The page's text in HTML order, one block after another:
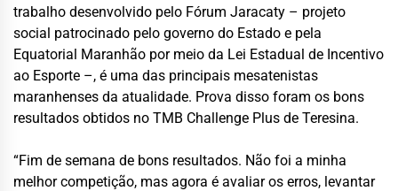
trabalho desenvolvido pelo Fórum Jaracaty – projeto
social patrocinado pelo governo do Estado e pela
Equatorial Maranhão por meio da Lei Estadual de Incentivo
ao Esporte –, é uma das principais mesatenistas
maranhenses da atualidade. Prova disso foram os bons
resultados obtidos no TMB Challenge Plus de Teresina.
“Fim de semana de bons resultados. Não foi a minha
melhor competição, mas agora é avaliar os erros, levantar